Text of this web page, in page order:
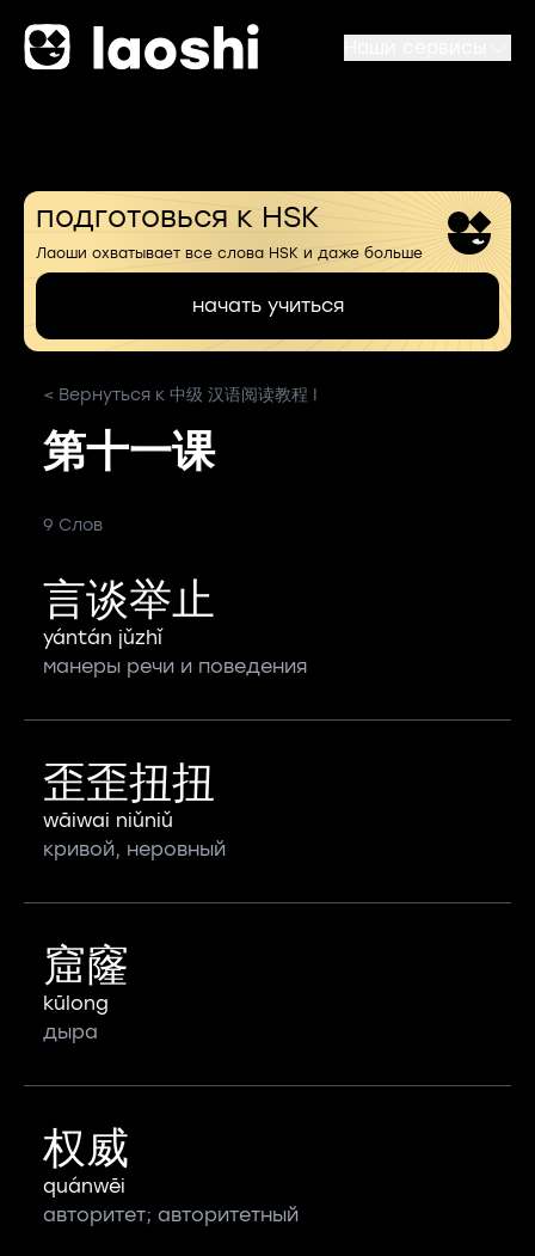
подготовься к HSK
Лаоши охватывает все слова HSK и даже больше
начать учиться
< Вернуться к 中级 汉语阅读教程 I
第十一课
9 Слов
言谈举止
yántán jǔzhǐ
манеры речи и поведения
歪歪扭扭
wāiwai niǔniǔ
кривой, неровный
窟窿
kūlong
дыра
权威
quánwēi
авторитет; авторитетный